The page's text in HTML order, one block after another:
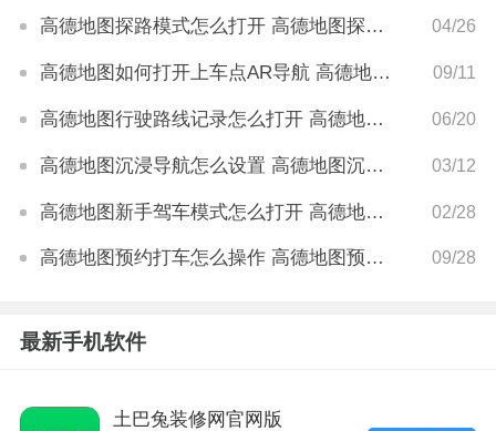
高德地图探路模式怎么打开 高德地图探路模式开启方法 04/26
高德地图如何打开上车点AR导航 高德地图打开上车点ar导航怎么设置 09/11
高德地图行驶路线记录怎么打开 高德地图行驶路线记录如何打开 06/20
高德地图沉浸导航怎么设置 高德地图沉浸导航怎么打开 03/12
高德地图新手驾车模式怎么打开 高德地图新手驾车模式打开方法 02/28
高德地图预约打车怎么操作 高德地图预约打车方法是什么 09/28
最新手机软件
土巴兔装修网官网版